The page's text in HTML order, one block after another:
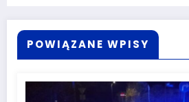
POWIĄZANE WPISY